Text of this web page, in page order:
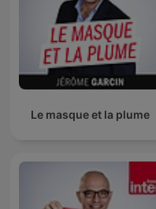
Le masque et la plume